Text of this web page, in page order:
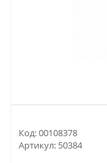
Код:00108378
Артикул: 50384